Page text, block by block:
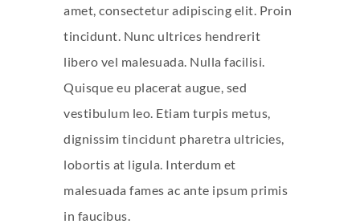
amet, consectetur adipiscing elit. Proin
tincidunt. Nunc ultrices hendrerit
libero vel malesuada. Nulla facilisi.
Quisque eu placerat augue, sed
vestibulum leo. Etiam turpis metus,
dignissim tincidunt pharetra ultricies,
lobortis at ligula. Interdum et
malesuada fames ac ante ipsum primis
in faucibus.